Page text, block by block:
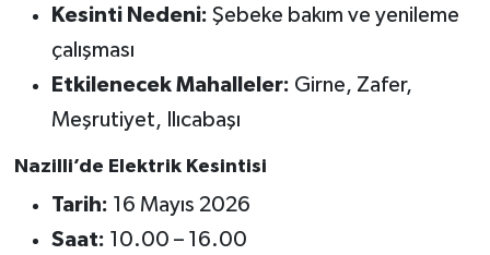
Kesinti Nedeni: Şebeke bakım ve yenileme
çalışması
Etkilenecek Mahalleler: Girne, Zafer,
Meşrutiyet, Ilıcabaşı
Nazilli’de Elektrik Kesintisi
Tarih: 16 Mayıs 2026
Saat: 10.00 – 16.00